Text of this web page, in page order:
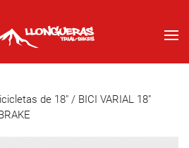
de 18" / BICI VARIAL 18″